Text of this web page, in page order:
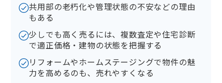
共用部の老朽化や管理状態の不安などの理由
もある
少しでも高く売るには、複数査定や住宅診断
で適正価格・建物の状態を把握する
リフォームやホームステージングで物件の魅
力を高めるのも、売れやすくなる